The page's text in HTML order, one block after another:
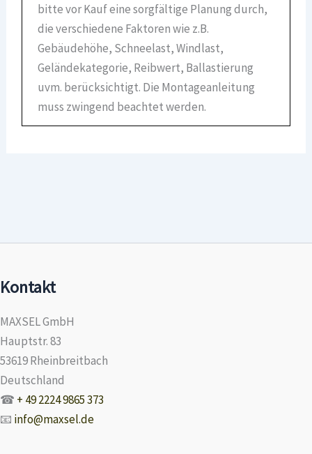
bitte vor Kauf eine sorgfältige Planung durch,
die verschiedene Faktoren wie z.B.
Gebäudehöhe, Schneelast, Windlast,
Geländekategorie, Reibwert, Ballastierung
uvm. berücksichtigt. Die Montageanleitung
muss zwingend beachtet werden.
Kontakt
MAXSEL GmbH
Hauptstr. 83
53619 Rheinbreitbach
Deutschland
☎ + 49 2224 9865 373
📧 info@maxsel.de